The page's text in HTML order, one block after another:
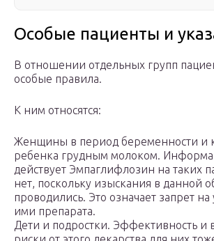
Особые пациенты и
В отношении отдельных групп
особые правила.
К ним относятся:
Женщины в период беременности и
ребенка грудным молоком.
действует Эмпаглифлозин на таких
нет, поскольку изыскания в данной
проводились. Это означает запрет
ими препарата.
Дети и подростки. Эффективность и